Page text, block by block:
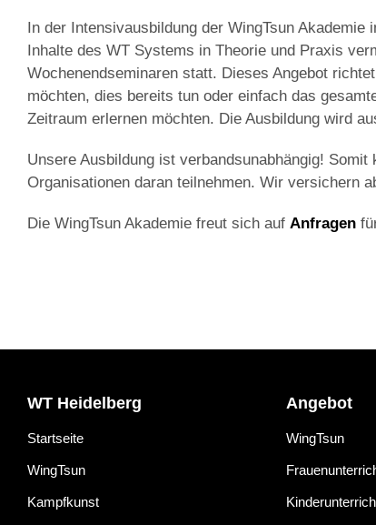
In der Intensivausbildung der WingTsun Akademie
Inhalte des WT Systems in Theorie und Praxis
Wochenendseminaren statt. Dieses Angebot
möchten, dies bereits tun oder einfach das
Zeitraum erlernen möchten. Die Ausbildung wird
Unsere Ausbildung ist verbandsunabhängig!
Organisationen daran teilnehmen. Wir versichern
Die WingTsun Akademie freut sich auf Anfragen
WT Heidelberg
Startseite
WingTsun
Kampfkunst
Angebot
WingTsun